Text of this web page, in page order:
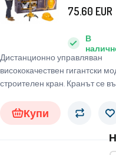
Дистанционно управляван
висококачествен гигантски
строителен кран. Кранът се
В
75.60 EUR
Купи